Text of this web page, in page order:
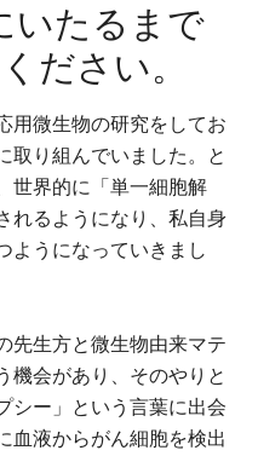
いたるまで
ださい。
用微生物の研究をしてお
取り組んでいました。と
世界的に「単一細胞解
れるようになり、私自身
ようになっていきまし
先生方と微生物由来マテ
機会があり、そのやりと
シー」という言葉に出会
血液からがん細胞を検出